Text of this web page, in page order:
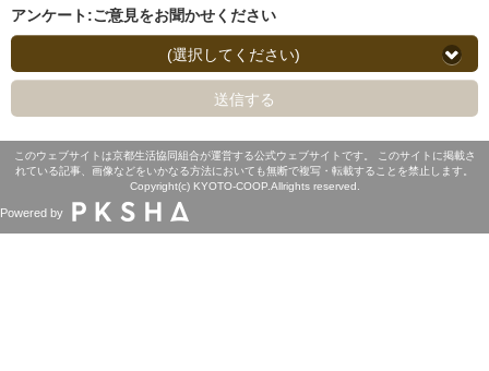
アンケート:ご意見をお聞かせください
(選択してください)
送信する
このウェブサイトは京都生活協同組合が運営する公式ウェブサイトです。 このサイトに掲載さ
れている記事、画像などをいかなる方法においても無断で複写・転載することを禁止します。
Copyright(c) KYOTO-COOP.Allrights reserved.
Powered by